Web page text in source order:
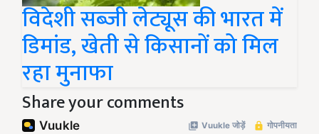
विदेशी सब्जी लेट्यूस की भारत में
डिमांड, खेती से किसानों को मिल
रहा मुनाफा
Share your comments